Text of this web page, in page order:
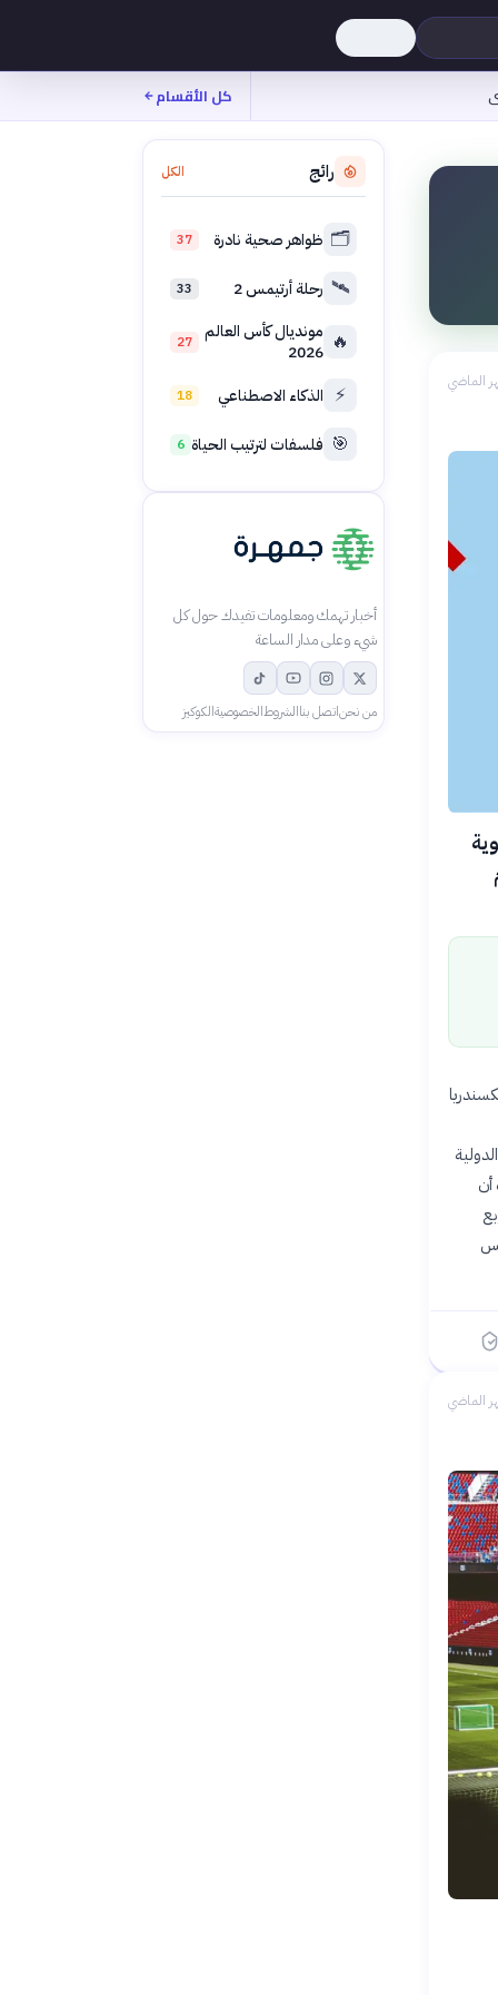
كل الأقسام
الماضي
لتسوية
أوليكسندريا
الدولية
يونيو 2026، مؤكدة أن
الماضي
رائج الكل
🗂️ ظواهر صحية نادرة 37
🛰️ رحلة أرتيمس 2 33
🔥 مونديال كأس العالم
2026
27
⚡ الذكاء الاصطناعي 18
🎯 فلسفات لترتيب الحياة 6
أخبار تهمك ومعلومات تفيدك حول كل
شيء وعلى مدار الساعة
من نحناتصل بناالشروطالخصوصيةالكوكيز